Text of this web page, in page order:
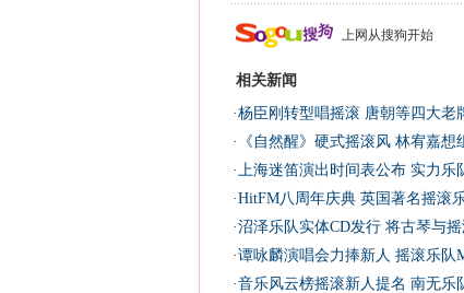
上网从搜狗开始
相关新闻
·杨臣刚转型唱摇滚 唐朝等四大老
· 《自然醒》硬式摇滚风 林宥嘉想
·上海迷笛演出时间表公布 实力乐
·HitFM八周年庆典 英国著名摇滚
·沼泽乐队实体CD发行 将古琴与
·谭咏麟演唱会力捧新人 摇滚乐队
·音乐风云榜摇滚新人提名 南无乐